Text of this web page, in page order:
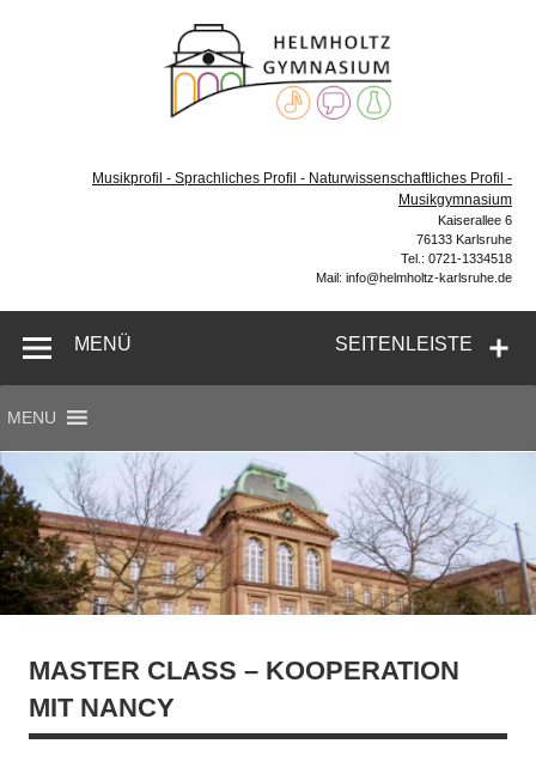
Musikprofil - Sprachliches Profil - Naturwissenschaftliches Profil -
Musikgymnasium
Kaiserallee 6
76133 Karlsruhe
Tel.: 0721-1334518
Mail: info@helmholtz-karlsruhe.de
SEITENLEISTE
MENÜ
MENU
MASTER CLASS – KOOPERATION
MIT NANCY